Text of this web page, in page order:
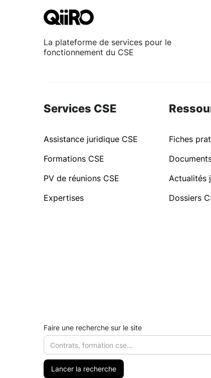
La plateforme de services pour le
fonctionnement du CSE
Services CSE
Assistance juridique CSE
Formations CSE
PV de réunions CSE
Expertises
Fiches
Actualités
Dossiers
Faire une recherche sur le site